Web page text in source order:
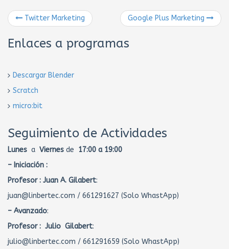
Twitter Marketing Google Plus Marketing
Enlaces a programas
Descargar Blender
Scratch
micro:bit
Seguimiento de Actividades
Lunes a Viernes de 17:00 a 19:00
– Iniciación :
Profesor : Juan A. Gilabert:
juan@linbertec.com / 661291627 (Solo WhastApp)
– Avanzado:
Profesor : Julio Gilabert:
julio@linbertec.com / 661291659 (Solo WhastApp)